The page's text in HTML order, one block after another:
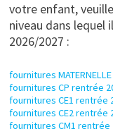
votre enfant,
niveau dans lequel
2026/2027 :
fournitures
fournitures CP rentrée
fournitures CE1 rentrée
fournitures CE2 rentrée
fournitures CM1 rentrée